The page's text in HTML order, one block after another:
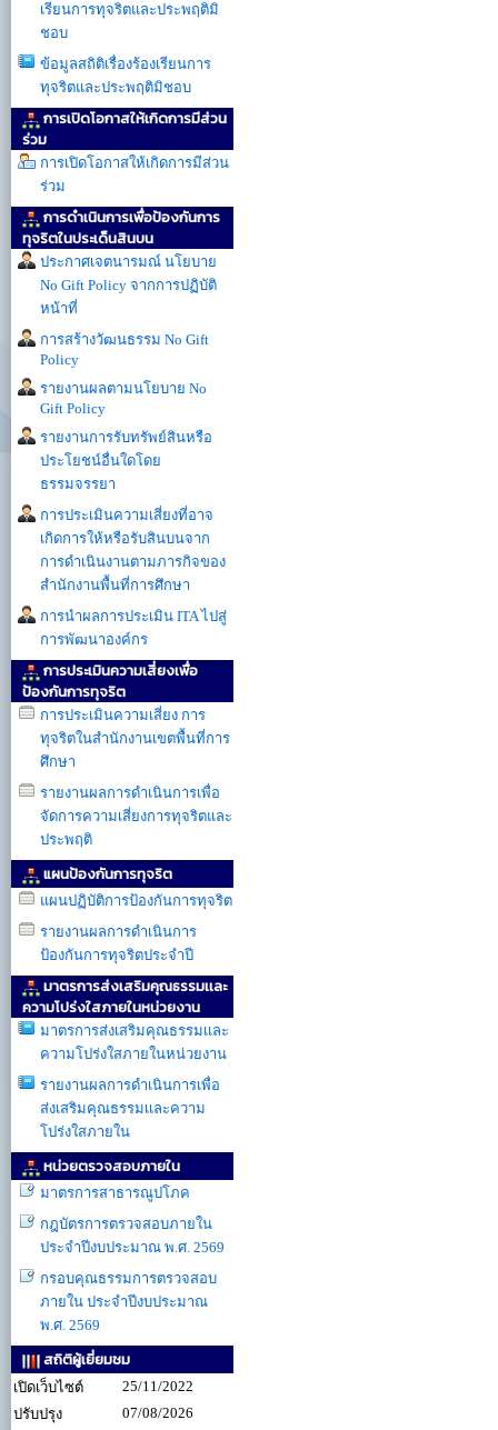
เรียนการทุจริตและประพฤติมิ
ชอบ
ข้อมูลสถิติเรื่องร้องเรียนการ
ทุจริตและประพฤติมิชอบ
การเปิดโอกาสให้เกิดการมีส่วน
ร่วม
การเปิดโอกาสให้เกิดการมีส่วน
ร่วม
การดำเนินการเพื่อป้องกันการ
ทุจริตในประเด็นสินบน
ประกาศเจตนารมณ์ นโยบาย
No Gift Policy จากการปฏิบัติ
หน้าที่
การสร้างวัฒนธรรม No Gift
Policy
รายงานผลตามนโยบาย No
Gift Policy
รายงานการรับทรัพย์สินหรือ
ประโยชน์อื่นใดโดย
ธรรมจรรยา
การประเมินความเสี่ยงที่อาจ
เกิดการให้หรือรับสินบนจาก
การดำเนินงานตามภารกิจของ
สำนักงานพื้นที่การศึกษา
การนำผลการประเมิน ITA ไปสู่
การพัฒนาองค์กร
การประเมินความเสี่ยงเพื่อ
ป้องกันการทุจริต
การประเมินความเสี่ยง การ
ทุจริตในสำนักงานเขตพื้นที่การ
ศึกษา
รายงานผลการดำเนินการเพื่อ
จัดการความเสี่ยงการทุจริตและ
ประพฤติ
แผนป้องกันการทุจริต
แผนปฏิบัติการป้องกันการทุจริต
รายงานผลการดำเนินการ
ป้องกันการทุจริตประจำปี
มาตรการส่งเสริมคุณธรรมเเละ
ความโปร่งใสภายในหน่วยงาน
มาตรการส่งเสริมคุณธรรมเเละ
ความโปร่งใสภายในหน่วยงาน
รายงานผลการดำเนินการเพื่อ
ส่งเสริมคุณธรรมเเละความ
โปร่งใสภายใน
หน่วยตรวจสอบภายใน
มาตรการสาธารณูปโภค
กฎบัตรการตรวจสอบภายใน
ประจำปีงบประมาณ พ.ศ. 2569
กรอบคุณธรรมการตรวจสอบ
ภายใน ประจำปีงบประมาณ
พ.ศ. 2569
สถิติผู้เยี่ยมชม
เปิดเว็บไซต์
25/11/2022
ปรับปรุง
07/08/2026